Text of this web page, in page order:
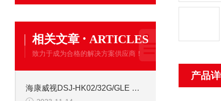
相关文章 · ARTICLES
致力于成为合格的解决方案供应商！
海康威视DSJ-HK02/32G/GLE 高清记录仪
产品